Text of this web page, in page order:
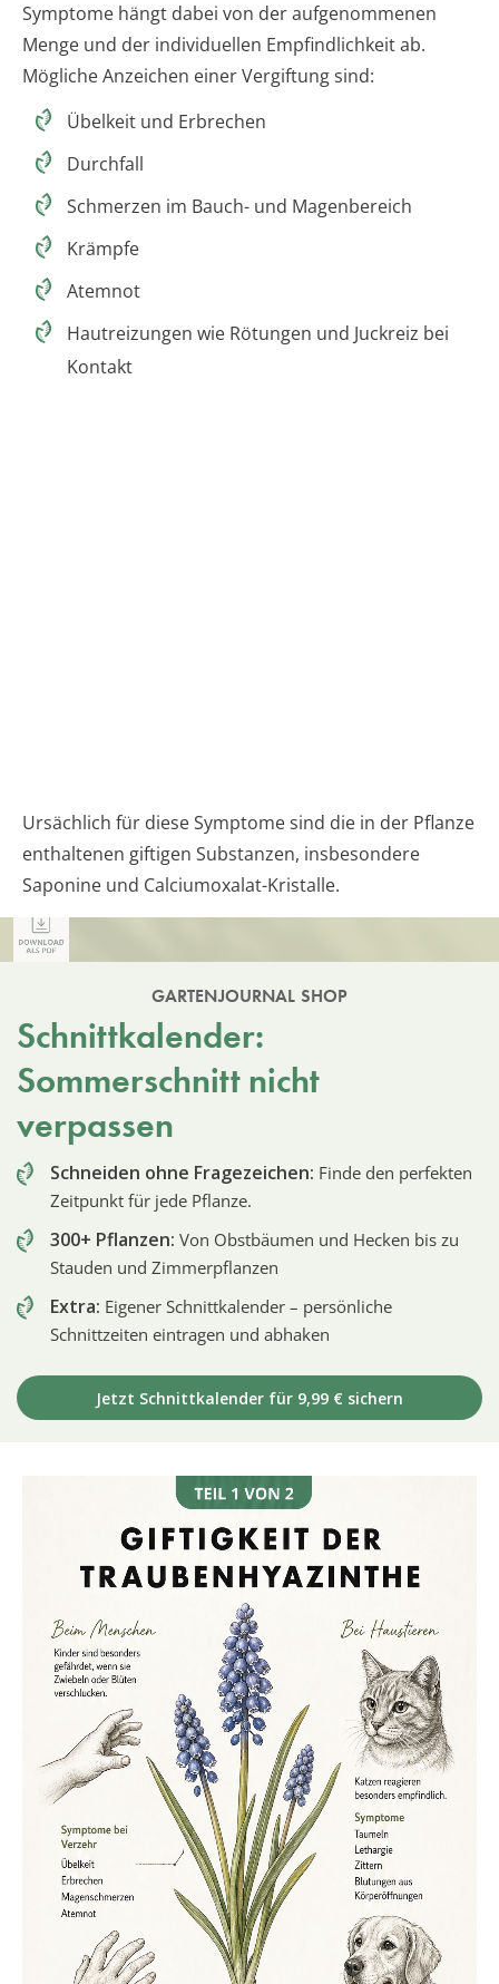
Symptome hängt dabei von der aufgenommenen
Menge und der individuellen Empfindlichkeit ab.
Mögliche Anzeichen einer Vergiftung sind:
Übelkeit und Erbrechen
Durchfall
Schmerzen im Bauch- und Magenbereich
Krämpfe
Atemnot
Hautreizungen wie Rötungen und Juckreiz bei
Kontakt
Ursächlich für diese Symptome sind die in der Pflanze
enthaltenen giftigen Substanzen, insbesondere
Saponine und Calciumoxalat-Kristalle.
GARTENJOURNAL SHOP
Schnittkalender:
Sommerschnitt nicht
verpassen
Schneiden ohne Fragezeichen: Finde den perfekten
Zeitpunkt für jede Pflanze.
300+ Pflanzen: Von Obstbäumen und Hecken bis zu
Stauden und Zimmerpflanzen
Extra: Eigener Schnittkalender – persönliche
Schnittzeiten eintragen und abhaken
Jetzt Schnittkalender für 9,99 € sichern